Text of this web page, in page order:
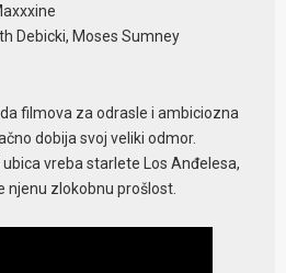
Debicki, Moses Sumney
filmova za odrasle i ambiciozna
dobija svoj veliki odmor.
vreba starlete Los Anđelesa,
njenu zlokobnu prošlost.